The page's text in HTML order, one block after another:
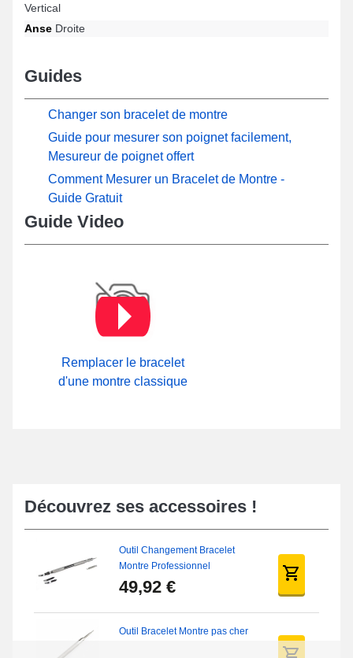
Vertical
Anse Droite
Guides
Changer son bracelet de montre
Guide pour mesurer son poignet facilement,
Mesureur de poignet offert
Comment Mesurer un Bracelet de Montre -
Guide Gratuit
Guide Video
Remplacer le bracelet
d'une montre classique
Découvrez ses accessoires !
Outil Changement Bracelet
Montre Professionnel
49,92 €
Outil Bracelet Montre pas cher